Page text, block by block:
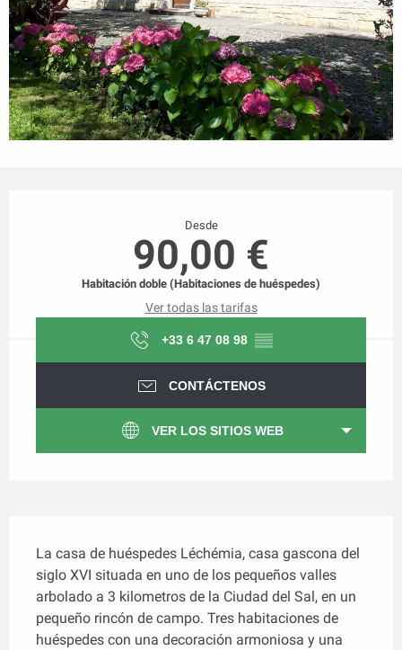
Desde
90,00 €
Habitación doble (Habitaciones de huéspedes)
Ver todas las tarifas
+33 6 47 08 98 ▒▒
CONTÁCTENOS
VER LOS SITIOS WEB
La casa de huéspedes Léchémia, casa gascona del
siglo XVI situada en uno de los pequeños valles
arbolado a 3 kilometros de la Ciudad del Sal, en un
pequeño rincón de campo. Tres habitaciones de
huéspedes con una decoración armoniosa y una